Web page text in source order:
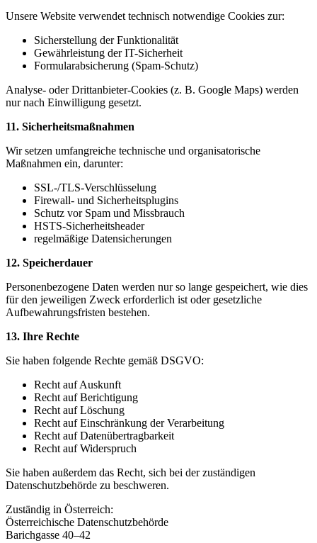
Unsere Website verwendet technisch notwendige Cookies zur:
Sicherstellung der Funktionalität
Gewährleistung der IT-Sicherheit
Formularabsicherung (Spam-Schutz)
Analyse- oder Drittanbieter-Cookies (z. B. Google Maps) werden
nur nach Einwilligung gesetzt.
11. Sicherheitsmaßnahmen
Wir setzen umfangreiche technische und organisatorische
Maßnahmen ein, darunter:
SSL-/TLS-Verschlüsselung
Firewall- und Sicherheitsplugins
Schutz vor Spam und Missbrauch
HSTS-Sicherheitsheader
regelmäßige Datensicherungen
12. Speicherdauer
Personenbezogene Daten werden nur so lange gespeichert, wie dies
für den jeweiligen Zweck erforderlich ist oder gesetzliche
Aufbewahrungsfristen bestehen.
13. Ihre Rechte
Sie haben folgende Rechte gemäß DSGVO:
Recht auf Auskunft
Recht auf Berichtigung
Recht auf Löschung
Recht auf Einschränkung der Verarbeitung
Recht auf Datenübertragbarkeit
Recht auf Widerspruch
Sie haben außerdem das Recht, sich bei der zuständigen
Datenschutzbehörde zu beschweren.
Zuständig in Österreich:
Österreichische Datenschutzbehörde
Barichgasse 40–42